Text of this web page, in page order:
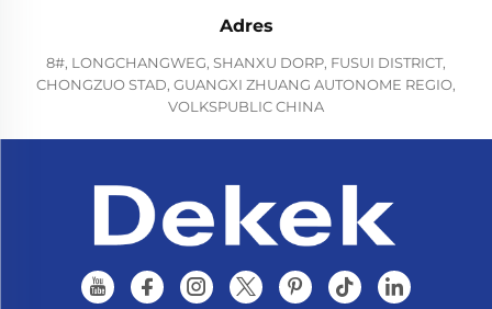
Adres
8#, LONGCHANGWEG, SHANXU DORP, FUSUI DISTRICT,
CHONGZUO STAD, GUANGXI ZHUANG AUTONOME REGIO,
VOLKSPUBLIC CHINA